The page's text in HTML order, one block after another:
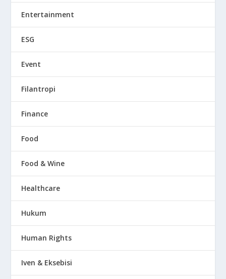
Entertainment
ESG
Event
Filantropi
Finance
Food
Food & Wine
Healthcare
Hukum
Human Rights
Iven & Eksebisi